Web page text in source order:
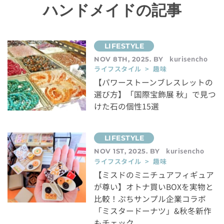
ハンドメイドの記事
NOV 8TH, 2025. BY
kurisencho
ライフスタイル > 趣味
【パワーストーンブレスレットの
選び方】「国際宝飾展 秋」で見つ
けた石の個性15選
NOV 1ST, 2025. BY
kurisencho
ライフスタイル > 趣味
【ミスドのミニチュアフィギュア
が尊い】オトナ買いBOXを実物と
比較！ぷちサンプル企業コラボ
「ミスタードーナツ」&秋冬新作